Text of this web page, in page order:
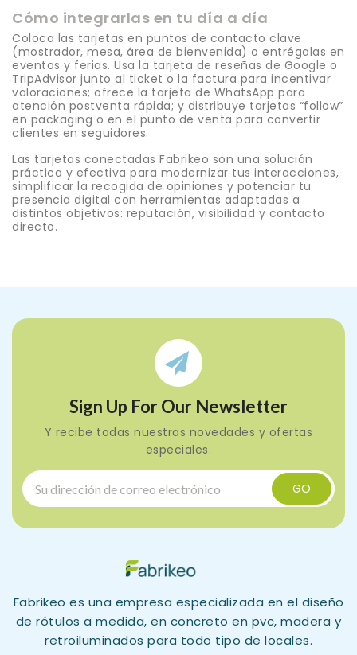
Cómo integrarlas en tu día a día
Coloca las tarjetas en puntos de contacto clave
(mostrador, mesa, área de bienvenida) o entrégalas en
eventos y ferias. Usa la tarjeta de reseñas de Google o
TripAdvisor junto al ticket o la factura para incentivar
valoraciones; ofrece la tarjeta de WhatsApp para
atención postventa rápida; y distribuye tarjetas “follow”
en packaging o en el punto de venta para convertir
clientes en seguidores.
Las tarjetas conectadas Fabrikeo son una solución
práctica y efectiva para modernizar tus interacciones,
simplificar la recogida de opiniones y potenciar tu
presencia digital con herramientas adaptadas a
distintos objetivos: reputación, visibilidad y contacto
directo.
Sign Up For Our Newsletter
Y recibe todas nuestras novedades y ofertas
especiales.
Fabrikeo es una empresa especializada en el diseño
de rótulos a medida, en concreto en pvc, madera y
retroiluminados para todo tipo de locales.